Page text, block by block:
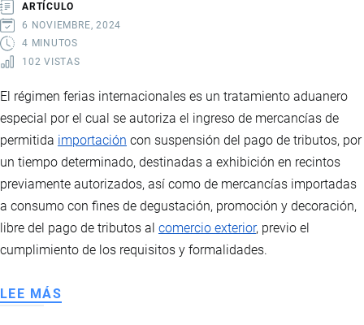
ARTÍCULO
6 NOVIEMBRE, 2024
4 MINUTOS
102 VISTAS
El régimen ferias internacionales es un tratamiento aduanero
especial por el cual se autoriza el ingreso de mercancías de
permitida importación con suspensión del pago de tributos, por
un tiempo determinado, destinadas a exhibición en recintos
previamente autorizados, así como de mercancías importadas
a consumo con fines de degustación, promoción y decoración,
libre del pago de tributos al comercio exterior, previo el
cumplimiento de los requisitos y formalidades.
LEE MÁS